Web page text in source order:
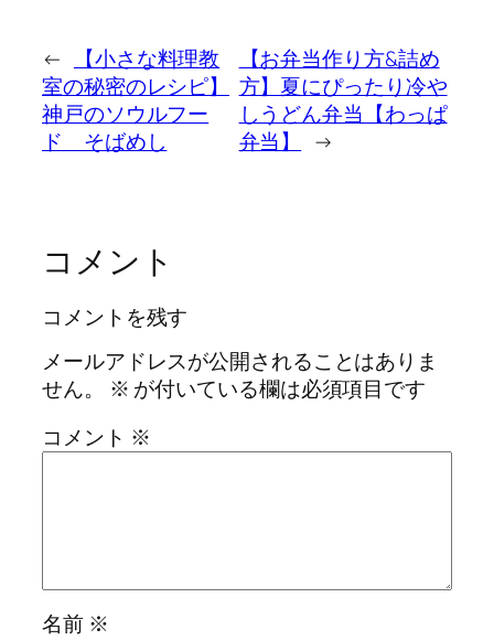
←
【小さな料理教
室の秘密のレシピ】
神戸のソウルフー
ド そばめし
【お弁当作り方&詰め
方】夏にぴったり冷や
しうどん弁当【わっぱ
弁当】
→
コメント
コメントを残す
メールアドレスが公開されることはありま
せん。
※ が付いている欄は必須項目です
コメント ※
名前 ※